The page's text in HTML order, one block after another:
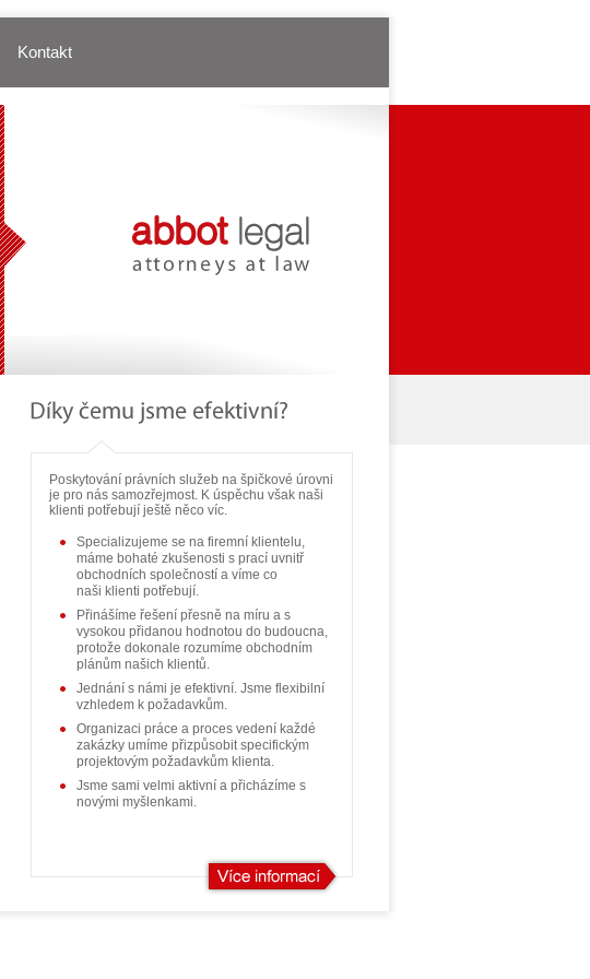
Kontakt
Poskytování právních služeb na špičkové úrovni
je pro nás samozřejmost. K úspěchu však naši
klienti potřebují ještě něco víc.
Specializujeme se na firemní klientelu,
máme bohaté zkušenosti s prací uvnitř
obchodních společností a víme co
naši klienti potřebují.
Přinášíme řešení přesně na míru a s
vysokou přidanou hodnotou do budoucna,
protože dokonale rozumíme obchodním
plánům našich klientů.
Jednání s námi je efektivní. Jsme flexibilní
vzhledem k požadavkům.
Organizaci práce a proces vedení každé
zakázky umíme přizpůsobit specifickým
projektovým požadavkům klienta.
Jsme sami velmi aktivní a přicházíme s
novými myšlenkami.